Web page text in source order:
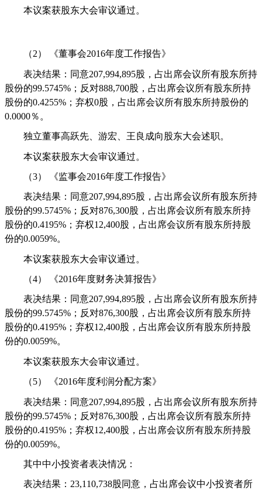
本议案获股东大会审议通过。
（2） 《董事会2016年度工作报告》
表决结果：同意207,994,895股，占出席会议所有股东所持
股份的99.5745% ；反对888,700股，占出席会议所有股东所持
股份的0.4255% ；弃权0股，占出席会议所有股东所持股份的
0.0000％ 。
独立董事高跃先、游宏、王良成向股东大会述职。
本议案获股东大会审议通过。
（3） 《监事会2016年度工作报告》
表决结果：同意207,994,895股，占出席会议所有股东所持
股份的99.5745% ；反对876,300股，占出席会议所有股东所持
股份的0.4195% ；弃权12,400股，占出席会议所有股东所持股
份的0.0059%。
本议案获股东大会审议通过。
（4） 《2016年度财务决算报告》
表决结果：同意207,994,895股，占出席会议所有股东所持
股份的99.5745% ；反对876,300股，占出席会议所有股东所持
股份的0.4195% ；弃权12,400股，占出席会议所有股东所持股
份的0.0059%。
本议案获股东大会审议通过。
（5） 《2016年度利润分配方案》
表决结果：同意207,994,895股，占出席会议所有股东所持
股份的99.5745% ；反对876,300股，占出席会议所有股东所持
股份的0.4195% ；弃权12,400股，占出席会议所有股东所持股
份的0.0059%。
其中中小投资者表决情况：
表决结果： 23,110,738股同意，占出席会议中小投资者所